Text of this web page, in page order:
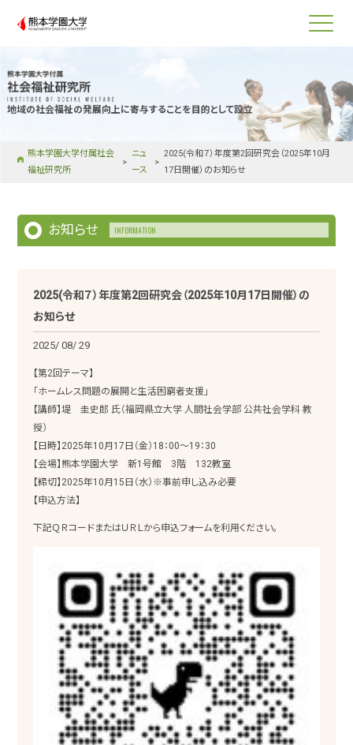
地域の社会福祉の発展向上に寄与することを目的として設立
熊本学園大学付属社会
福祉研究所
ニュ
ース
2025(令和７）年度第2回研究会（2025年10月
17日開催）のお知らせ
お知らせ INFORMATION
2025(令和７）年度第2回研究会（2025年10月17日開催）の
お知らせ
2025/08/29
【第2回テーマ】
「ホームレス問題の展開と生活困窮者支援」
【講師】堤 圭史郎 氏（福岡県立大学 人間社会学部 公共社会学科 教
授）
【日時】2025年10月17日（金）18：00～19：30
【会場】熊本学園大学 新1号館 3階 132教室
【締切】2025年10月15日（水）※事前申し込み必要
【申込方法】
下記ＱＲコードまたはＵＲＬから申込フォームを利用ください。